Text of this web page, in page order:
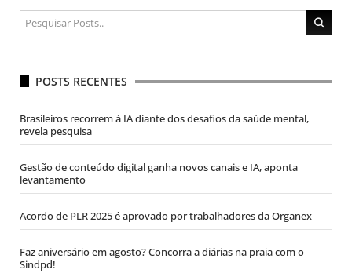
POSTS RECENTES
Brasileiros recorrem à IA diante dos desafios da saúde mental,
revela pesquisa
Gestão de conteúdo digital ganha novos canais e IA, aponta
levantamento
Acordo de PLR 2025 é aprovado por trabalhadores da Organex
Faz aniversário em agosto? Concorra a diárias na praia com o
Sindpd!